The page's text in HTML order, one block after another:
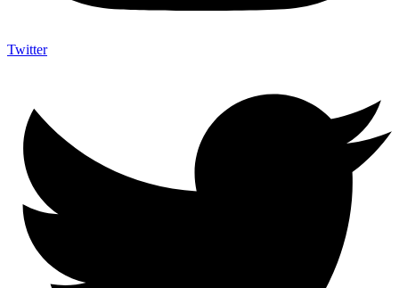
Twitter